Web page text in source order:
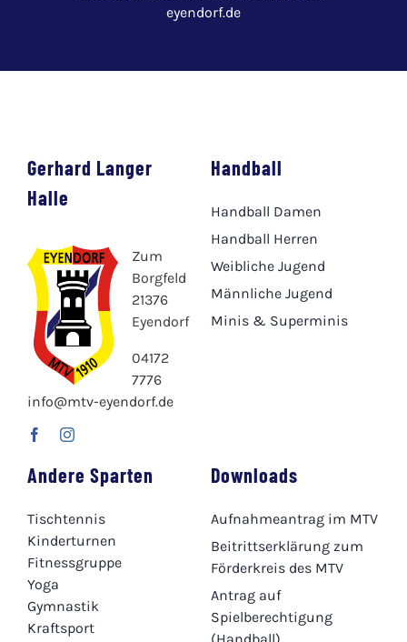
eyendorf.de
Gerhard Langer
Halle
Zum
Borgfeld
21376
Eyendorf
04172
7776
info@mtv-eyendorf.de
Handball
Handball Damen
Handball Herren
Weibliche Jugend
Männliche Jugend
Minis & Superminis
Andere Sparten
Tischtennis
Kinderturnen
Fitnessgruppe
Yoga
Gymnastik
Kraftsport
Downloads
Aufnahmeantrag im MTV
Beitrittserklärung zum
Förderkreis des MTV
Antrag auf
Spielberechtigung